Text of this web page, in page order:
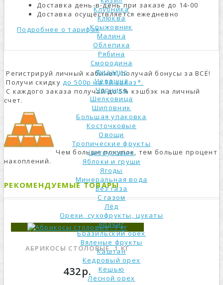
Клубника
Клюква
Крыжовник
Малина
Облепиха
Рябина
Смородина
Физалис
Черешня
Черника
Шелковица
Шиповник
Большая упаковка
Косточковые
Овощи
Тропические фрукты
Цитрусовые
Яблоки и груши
Ягоды
Минеральная вода
Без газа
С газом
Лёд
Орехи, сухофрукты, цукаты
Арахис
Бразильский орех
Вяленые фрукты
Каштан
Кедровый орех
Кешью
Лесной орех
Доставка день-в-день при заказе до 14-00
Доставка осуществляется ежедневно
Подробнее о тарифах
Регистрируй личный кабинет, получай бонусы за ВСЁ!
Получи скидкудо 500р на 1й заказ*.
С каждого заказа получай до 5% кэшбэк на личный
счет.
Чем больше покупок, тем больше процент
накоплений.
РЕКОМЕНДУЕМЫЕ ТОВАРЫ
АБРИКОСЫ СТОЛОВЫЕ, 1 КГ
432р.